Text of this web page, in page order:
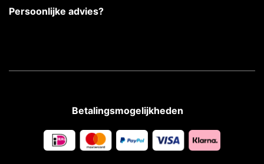
Persoonlijke advies?
Betalingsmogelijkheden